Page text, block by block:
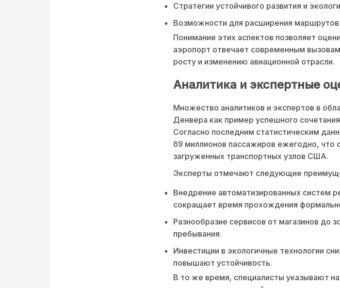
Стратегии устойчивого развития и
Возможности для расширения маршрутов
Понимание этих аспектов позволяет
аэропорт отвечает современным
росту и изменению авиационной отрасли.
Аналитика и экспертные
Множество аналитиков и экспертов в
Денвера как пример успешного
Согласно последним статистическим
69 миллионов пассажиров ежегодно, что
загруженных транспортных узлов США.
Эксперты отмечают следующие
Внедрение автоматизированных систем
сокращает время прохождения
Разнообразие сервисов от магазинов до
пребывания.
Инвестиции в экологичные технологии
повышают устойчивость.
В то же время, специалисты указывают